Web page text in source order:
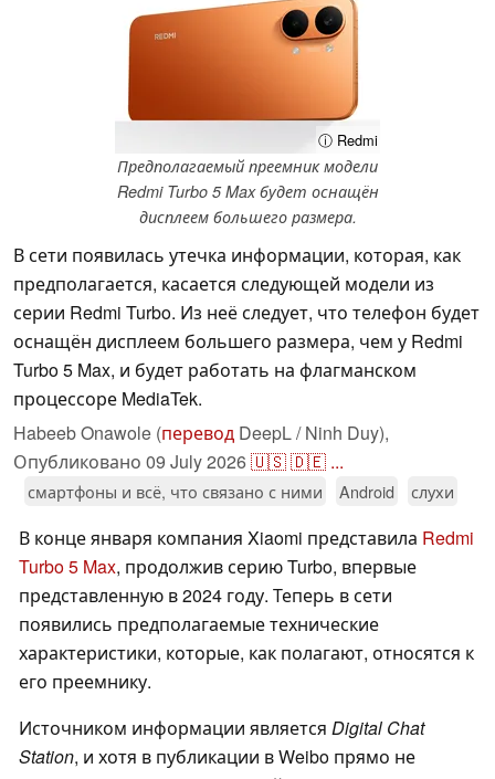
ⓘ Redmi
Предполагаемый преемник модели
Redmi Turbo 5 Max будет оснащён
дисплеем большего размера.
В сети появилась утечка информации, которая, как
предполагается, касается следующей модели из
серии Redmi Turbo. Из неё следует, что телефон будет
оснащён дисплеем большего размера, чем у Redmi
Turbo 5 Max, и будет работать на флагманском
процессоре MediaTek.
Habeeb Onawole (перевод DeepL / Ninh Duy),
Опубликовано 09 July 2026🇺🇸🇩🇪 ...
смартфоны и всё, что связано с ними Android слухи
В конце января компания Xiaomi представила Redmi
Turbo 5 Max, продолжив серию Turbo, впервые
представленную в 2024 году. Теперь в сети
появились предполагаемые технические
характеристики, которые, как полагают, относятся к
его преемнику.
Источником информации является Digital Chat
Station, и хотя в публикации в Weibo прямо не